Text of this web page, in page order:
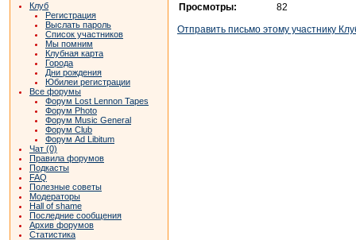
Клуб
Регистрация
Выслать пароль
Список участников
Мы помним
Клубная карта
Города
Дни рождения
Юбилеи регистрации
Все форумы
Форум Lost Lennon Tapes
Форум Photo
Форум Music General
Форум Club
Форум Ad Libitum
Чат (0)
Правила форумов
Подкасты
FAQ
Полезные советы
Модераторы
Hall of shame
Последние сообщения
Архив форумов
Статистика
Просмотры:
82
Отправить письмо этому участнику